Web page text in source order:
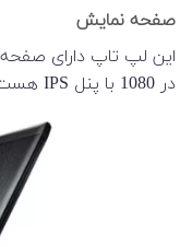
صفحه نمایش
در 1080 با پنل IPS هست.